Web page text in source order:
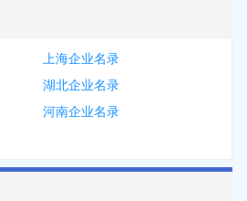
上海企业名录
湖北企业名录
河南企业名录